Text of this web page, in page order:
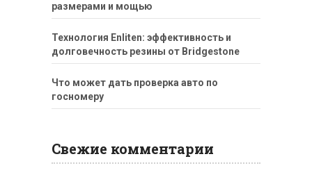
размерами и мощью
Технология Enliten: эффективность и
долговечность резины от Bridgestone
Что может дать проверка авто по
госномеру
Свежие комментарии